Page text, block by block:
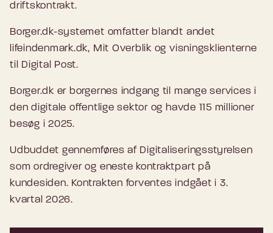
driftskontrakt.
Borger.dk-systemet omfatter blandt andet
lifeindenmark.dk, Mit Overblik og visningsklienterne
til Digital Post.
Borger.dk er borgernes indgang til mange services i
den digitale offentlige sektor og havde 115 millioner
besøg i 2025.
Udbuddet gennemføres af Digitaliseringsstyrelsen
som ordregiver og eneste kontraktpart på
kundesiden. Kontrakten forventes indgået i 3.
kvartal 2026.